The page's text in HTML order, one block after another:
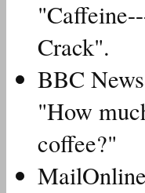
Crack".
BBC
"How
coffee?"